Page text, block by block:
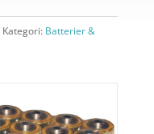
Kategori: Batterier &